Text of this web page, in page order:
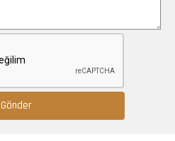
Gönder